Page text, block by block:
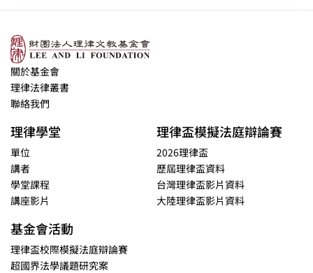
關於基金會
理律法律叢書
聯絡我們
理律學堂
單位
講者
學堂課程
講座影片
理律盃模擬法庭辯論賽
2026理律盃
歷屆理律盃資料
台灣理律盃影片資料
大陸理律盃影片資料
基金會活動
理律盃校際模擬法庭辯論賽
超國界法學議題研究案